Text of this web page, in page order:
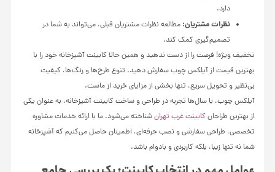
دارد.
نظرات مشتریان: مطالعه نظرات مشتریان قبلی، می‌تواند به شما در
تصمیم‌گیری کمک کند.
تخفیف ویژه! فرصت را از دست ندهید و همین حالا کابینت آشپزخانه خود را با
بهترین قیمت از آیلکس چوب سفارش دهید. تنوع طرح‌ها و رنگ‌ها، کیفیت
بی‌نظیر و تحویل سریع، تنها بخشی از مزایای خرید از ماست.
آیلکس چوب، با سال‌ها تجربه در طراحی و ساخت کابینت آشپزخانه، به عنوان یکی
از بهترین طراحانکابینت غرب تهرانشناخته می‌شود. ما با ارائه خدمات مشاوره
تخصصی، طراحی سفارشی و نصب حرفه‌ای، اطمینان حاصل می‌کنیم که آشپزخانه
شما نه تنها زیبا، بلکه کاربردی و بادوام باشد.